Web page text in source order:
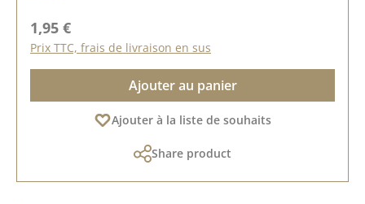
Prix régulier :
1,95 €
Prix TTC, frais de livraison en sus
Ajouter au panier
Ajouter à la liste de souhaits
Share product